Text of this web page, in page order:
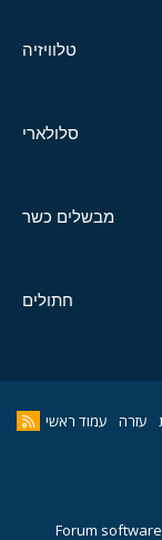
טלוויזיה
סלולארי
מבשלים כשר
חתולים
עזרה עמוד ראשי
Forum